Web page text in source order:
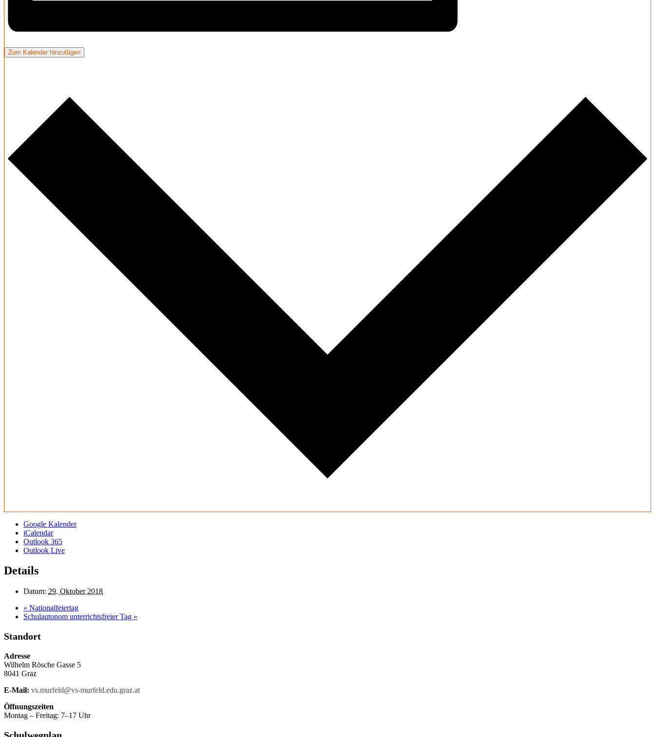
Zum Kalender hinzufügen
Google Kalender
iCalendar
Outlook 365
Outlook Live
Details
Datum: 29. Oktober 2018
« Nationalfeiertag
Schulautonom unterrichtsfreier Tag »
Standort
Adresse
Wilhelm Rösche Gasse 5
8041 Graz
E-Mail: vs.murfeld@vs-murfeld.edu.graz.at
Öffnungszeiten
Montag – Freitag: 7–17 Uhr